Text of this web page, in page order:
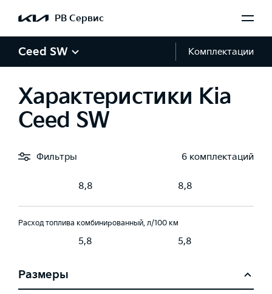
РВ Сервис
Ceed SW Комплектации
Характеристики Kia
Ceed SW
Фильтры 6 комплектаций
Евро-5
Коробка передач
Привод
Передний
8,8 8,8
Расход топлива комбинированный, л/100 км
5,8 5,8
Размеры